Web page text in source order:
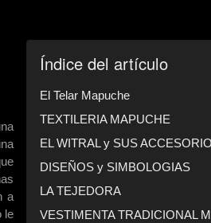
Índice del artículo
El Telar Mapuche
TEXTILERIA MAPUCHE
EL WITRAL y SUS
DISEÑOS y SIMBOLOGIAS
LA TEJEDORA
VESTIMENTA TRADICIONAL
a
le